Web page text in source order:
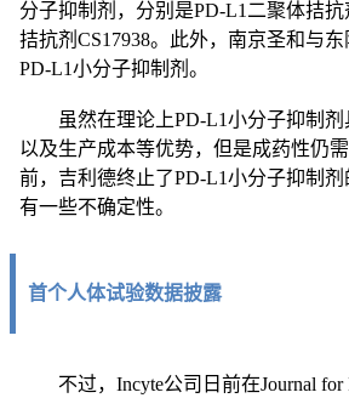
分子抑制剂，分别是PD-L1二聚体拮抗
拮抗剂CS17938。此外，南京圣和与
PD-L1小分子抑制剂。
虽然在理论上PD-L1小分子抑制剂
以及生产成本等优势，但是成药性仍
前，吉利德终止了PD-L1小分子抑制
有一些不确定性。
首个人体试验数据披露
不过，Incyte公司日前在Journal for